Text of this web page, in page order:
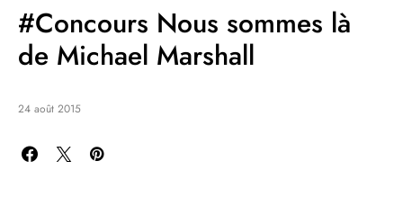
#Concours Nous sommes là
de Michael Marshall
24 août 2015